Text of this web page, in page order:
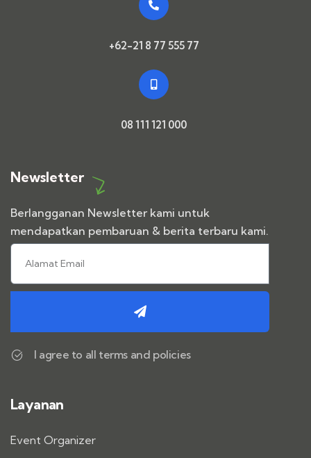
+62-21 8 77 555 77
08 111 121 000
Newsletter
Berlangganan Newsletter kami untuk
mendapatkan pembaruan & berita terbaru kami.
I agree to all terms and policies
Layanan
Event Organizer